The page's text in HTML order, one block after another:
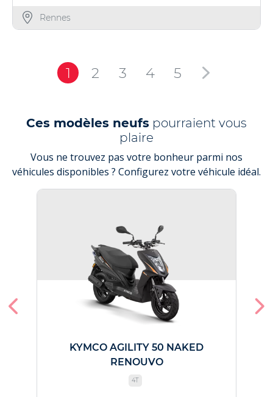
Rennes
1 2 3 4 5
Ces modèles neufs pourraient vous
plaire
Vous ne trouvez pas votre bonheur parmi nos
véhicules disponibles ? Configurez votre véhicule idéal.
KYMCO AGILITY 50 NAKED
RENOUVO
4T